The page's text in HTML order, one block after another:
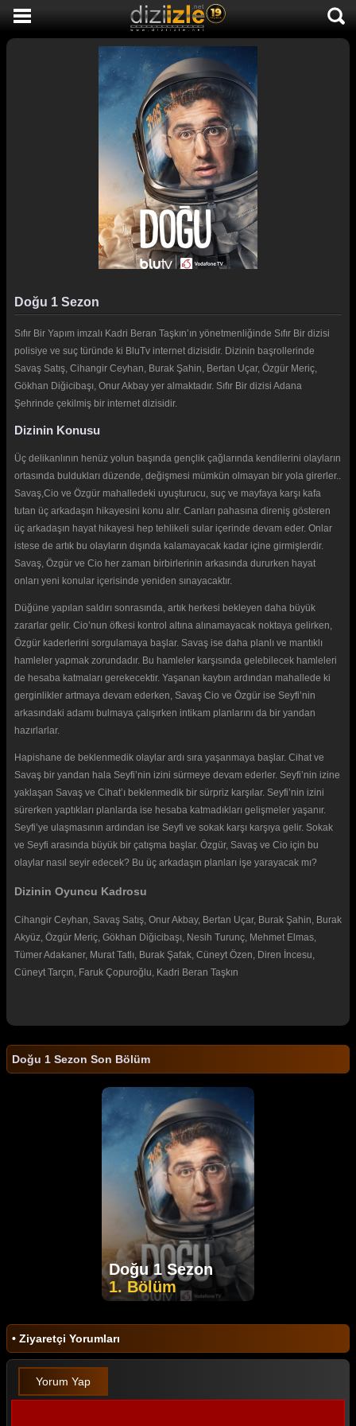
SON EKLENEN DİZİLER
GENÇLİK
DİZİ HABERLERİ
Doğu 1 Sezon
Sıfır Bir Yapım imzalı Kadri Beran Taşkın’ın yönetmenliğinde Sıfır Bir dizisi
polisiye ve suç türünde ki BluTv internet dizisidir. Dizinin başrollerinde
Savaş Satış, Cihangir Ceyhan, Burak Şahin, Bertan Uçar, Özgür Meriç,
Gökhan Diğicibaşı, Onur Akbay yer almaktadır. Sıfır Bir dizisi Adana
Şehrinde çekilmiş bir internet dizisidir.
Dizinin Konusu
Üç delikanlının henüz yolun başında gençlik çağlarında kendilerini olayların
ortasında buldukları düzende, değişmesi mümkün olmayan bir yola girerler..
Savaş,Cio ve Özgür mahalledeki uyuşturucu, suç ve mayfaya karşı kafa
tutan üç arkadaşın hikayesini konu alır. Canları pahasına direniş gösteren
üç arkadaşın hayat hikayesi hep tehlikeli sular içerinde devam eder. Onlar
istese de artık bu olayların dışında kalamayacak kadar içine girmişlerdir.
Savaş, Özgür ve Cio her zaman birbirlerinin arkasında dururken hayat
onları yeni konular içerisinde yeniden sınayacaktır.
Düğüne yapılan saldırı sonrasında, artık herkesi bekleyen daha büyük
zararlar gelir. Cio’nun öfkesi kontrol altına alınamayacak noktaya gelirken,
Özgür kaderlerini sorgulamaya başlar. Savaş ise daha planlı ve mantıklı
hamleler yapmak zorundadır. Bu hamleler karşısında gelebilecek hamleleri
de hesaba katmaları gerekecektir. Yaşanan kaybın ardından mahallede ki
gerginlikler artmaya devam ederken, Savaş Cio ve Özgür ise Seyfi’nin
arkasındaki adamı bulmaya çalışırken intikam planlarını da bir yandan
hazırlarlar.
Hapishane de beklenmedik olaylar ardı sıra yaşanmaya başlar. Cihat ve
Savaş bir yandan hala Seyfi’nin izini sürmeye devam ederler. Seyfi’nin izine
yaklaşan Savaş ve Cihat’ı beklenmedik bir sürpriz karşılar. Seyfi’nin izini
sürerken yaptıkları planlarda ise hesaba katmadıkları gelişmeler yaşanır.
Seyfi’ye ulaşmasının ardından ise Seyfi ve sokak karşı karşıya gelir. Sokak
ve Seyfi arasında büyük bir çatışma başlar. Özgür, Savaş ve Cio için bu
olaylar nasıl seyir edecek? Bu üç arkadaşın planları işe yarayacak mı?
Dizinin Oyuncu Kadrosu
Cihangir Ceyhan, Savaş Satış, Onur Akbay, Bertan Uçar, Burak Şahin, Burak
Akyüz, Özgür Meriç, Gökhan Diğicibaşı, Nesih Turunç, Mehmet Elmas,
Tümer Adakaner, Murat Tatlı, Burak Şafak, Cüneyt Özen, Diren İncesu,
Cüneyt Tarçın, Faruk Çopuroğlu, Kadri Beran Taşkın
Doğu 1 Sezon Son Bölüm
Doğu 1 Sezon
1. Bölüm
• Ziyaretçi Yorumları
Yorum Yap